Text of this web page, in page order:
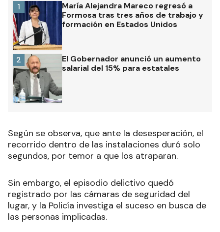
María Alejandra Mareco regresó a
Formosa tras tres años de trabajo y
formación en Estados Unidos
1
El Gobernador anunció un aumento
salarial del 15% para estatales
2
Según se observa, que ante la desesperación, el
recorrido dentro de las instalaciones duró solo
segundos, por temor a que los atraparan.
Sin embargo, el episodio delictivo quedó
registrado por las cámaras de seguridad del
lugar, y la Policía investiga el suceso en busca de
las personas implicadas.